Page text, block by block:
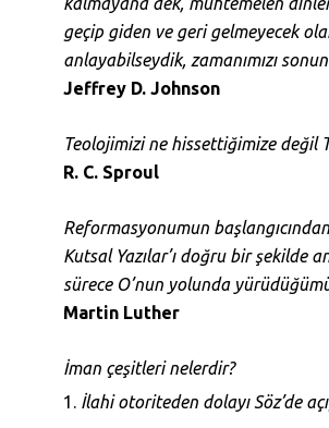
geçip giden ve geri gelmeyecek
anlayabilseydik, zamanımızı
Jeffrey D. Johnson
Teolojimizi ne hissettiğimize değil
R. C. Sproul
Reformasyonumun
Kutsal Yazılar’ı doğru bir şekilde
sürece O’nun yolunda
Martin Luther
İman çeşitleri nelerdir?
İlahi otoriteden dolayı Söz’de